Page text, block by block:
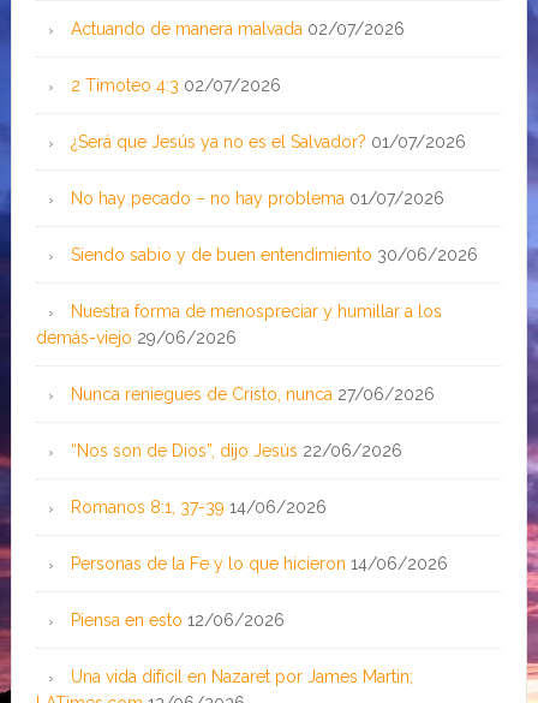
Actuando de manera malvada 02/07/2026
2 Timoteo 4:3 02/07/2026
¿Será que Jesús ya no es el Salvador? 01/07/2026
No hay pecado – no hay problema 01/07/2026
Siendo sabio y de buen entendimiento 30/06/2026
Nuestra forma de menospreciar y humillar a los
demás-viejo 29/06/2026
Nunca reniegues de Cristo, nunca 27/06/2026
“Nos son de Dios”, dijo Jesús 22/06/2026
Romanos 8:1, 37-39 14/06/2026
Personas de la Fe y lo que hicieron 14/06/2026
Piensa en esto 12/06/2026
Una vida difícil en Nazaret por James Martin;